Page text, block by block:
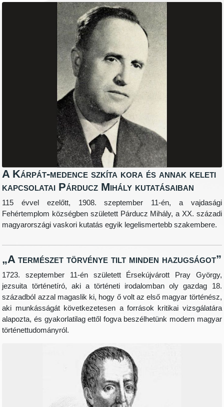
A Kárpát-medence szkíta kora és annak keleti
kapcsolatai Párducz Mihály kutatásaiban
115 évvel ezelőtt, 1908. szeptember 11-én, a vajdasági
Fehértemplom községben született Párducz Mihály, a XX. századi
magyarországi vaskori kutatás egyik legelismertebb szakembere.
„A természet törvénye tilt minden hazugságot”
1723. szeptember 11-én született Érsekújvárott Pray György,
jezsuita történetíró, aki a történeti irodalomban oly gazdag 18.
századból azzal magaslik ki, hogy ő volt az első magyar történész,
aki munkásságát következetesen a források kritikai vizsgálatára
alapozta, és gyakorlatilag ettől fogva beszélhetünk modern magyar
történettudományról.